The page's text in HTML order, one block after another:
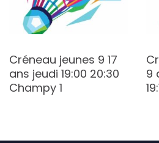
Créneau jeunes 9 17
ans jeudi 19:00 20:30
Champy 1
9